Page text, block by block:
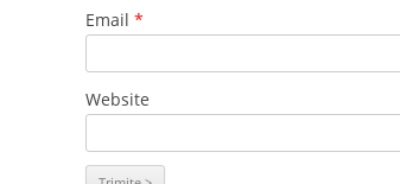
Email*
Website